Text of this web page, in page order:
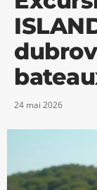
24 mai 2026